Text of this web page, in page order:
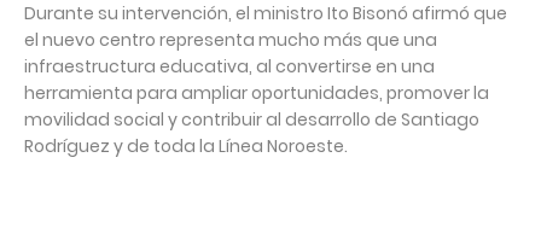
Durante su intervención, el ministro Ito Bisonó afirmó que
el nuevo centro representa mucho más que una
infraestructura educativa, al convertirse en una
herramienta para ampliar oportunidades, promover la
movilidad social y contribuir al desarrollo de Santiago
Rodríguez y de toda la Línea Noroeste.